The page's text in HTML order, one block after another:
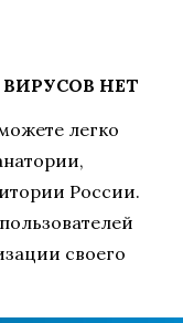
ВИРУСОВ НЕТ
легко
России.
своего